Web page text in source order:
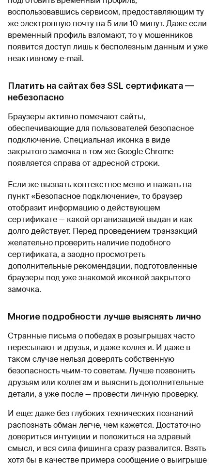
воспользовавшись сервисом, предоставляющим ту
же электронную почту на 5 или 10 минут. Даже если
временный профиль взломают, то у мошенников
появится доступ лишь к бесполезным данным и уже
неактивному e-mail.
Платить на сайтах без SSL сертификата —
небезопасно
Браузеры активно помечают сайты,
обеспечивающие для пользователей безопасное
подключение. Специальная иконка в виде
закрытого замочка в том же Google Chrome
появляется справа от адресной строки.
Если же вызвать контекстное меню и нажать на
пункт «Безопасное подключение», то браузер
отобразит информацию о действующем
сертификате — какой организацией выдан и как
долго действует. Перед проведением транзакций
желательно проверить наличие подобного
сертификата, а заодно просмотреть
дополнительные рекомендации, подготовленные
браузеры под уже знакомой иконкой закрытого
замочка.
Многие подробности лучше выяснять лично
Странные письма о победах в розыгрышах часто
пересылают и друзья, и даже коллеги. И даже в
таком случае нельзя доверять собственную
безопасность чьим-то советам. Лучше позвонить
друзьям или коллегам и выяснить дополнительные
детали, а уже после — провести личную проверку.
И еще: даже без глубоких технических познаний
распознать обман легче, чем кажется. Достаточно
довериться интуиции и положиться на здравый
смысл, и вся сила фишинга сразу развалится. Взять
хотя бы в качестве примера сообщение о выигрыше